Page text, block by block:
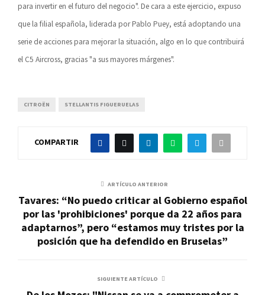
para invertir en el futuro del negocio". De cara a este ejercicio, expuso
que la filial española, liderada por Pablo Puey, está adoptando una
serie de acciones para mejorar la situación, algo en lo que contribuirá
el C5 Aircross, gracias "a sus mayores márgenes".
CITROËN STELLANTIS FIGUERUELAS
COMPARTIR
ARTÍCULO ANTERIOR
Tavares: “No puedo criticar al Gobierno español
por las 'prohibiciones' porque da 22 años para
adaptarnos”, pero “estamos muy tristes por la
posición que ha defendido en Bruselas”
SIGUIENTE ARTÍCULO